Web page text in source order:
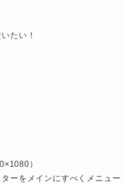
たい！
）
ーをメインにすべくメニュー